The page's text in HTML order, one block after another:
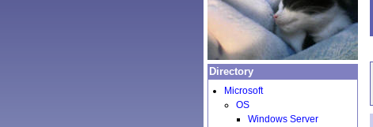
Directory
Microsoft
OS
Windows Server